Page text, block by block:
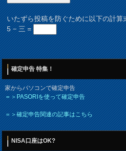
いたずら投稿を防ぐために以下の計算
5 − 三 =
確定申告 特集！
家からパソコンで確定申告
＝＞PASORIを使って確定申告
＝＞確定申告関連の記事はこちら
NISA口座はOK?